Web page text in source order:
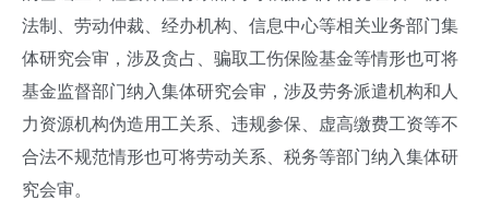
法制、劳动仲裁、经办机构、信息中心等相关业务部门集
体研究会审，涉及贪占、骗取工伤保险基金等情形也可将
基金监督部门纳入集体研究会审，涉及劳务派遣机构和人
力资源机构伪造用工关系、违规参保、虚高缴费工资等不
合法不规范情形也可将劳动关系、税务等部门纳入集体研
究会审。